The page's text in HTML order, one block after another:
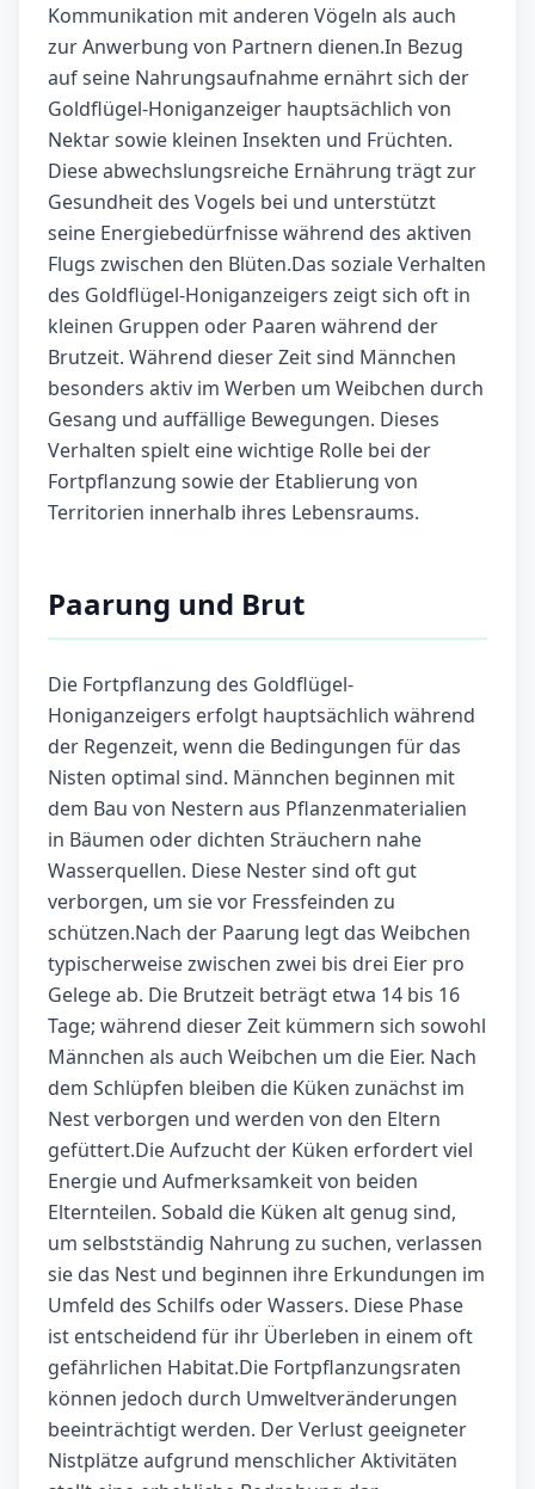
Kommunikation mit anderen Vögeln als auch
zur Anwerbung von Partnern dienen.In Bezug
auf seine Nahrungsaufnahme ernährt sich der
Goldflügel-Honiganzeiger hauptsächlich von
Nektar sowie kleinen Insekten und Früchten.
Diese abwechslungsreiche Ernährung trägt zur
Gesundheit des Vogels bei und unterstützt
seine Energiebedürfnisse während des aktiven
Flugs zwischen den Blüten.Das soziale Verhalten
des Goldflügel-Honiganzeigers zeigt sich oft in
kleinen Gruppen oder Paaren während der
Brutzeit. Während dieser Zeit sind Männchen
besonders aktiv im Werben um Weibchen durch
Gesang und auffällige Bewegungen. Dieses
Verhalten spielt eine wichtige Rolle bei der
Fortpflanzung sowie der Etablierung von
Territorien innerhalb ihres Lebensraums.
Paarung und Brut
Die Fortpflanzung des Goldflügel-
Honiganzeigers erfolgt hauptsächlich während
der Regenzeit, wenn die Bedingungen für das
Nisten optimal sind. Männchen beginnen mit
dem Bau von Nestern aus Pflanzenmaterialien
in Bäumen oder dichten Sträuchern nahe
Wasserquellen. Diese Nester sind oft gut
verborgen, um sie vor Fressfeinden zu
schützen.Nach der Paarung legt das Weibchen
typischerweise zwischen zwei bis drei Eier pro
Gelege ab. Die Brutzeit beträgt etwa 14 bis 16
Tage; während dieser Zeit kümmern sich sowohl
Männchen als auch Weibchen um die Eier. Nach
dem Schlüpfen bleiben die Küken zunächst im
Nest verborgen und werden von den Eltern
gefüttert.Die Aufzucht der Küken erfordert viel
Energie und Aufmerksamkeit von beiden
Elternteilen. Sobald die Küken alt genug sind,
um selbstständig Nahrung zu suchen, verlassen
sie das Nest und beginnen ihre Erkundungen im
Umfeld des Schilfs oder Wassers. Diese Phase
ist entscheidend für ihr Überleben in einem oft
gefährlichen Habitat.Die Fortpflanzungsraten
können jedoch durch Umweltveränderungen
beeinträchtigt werden. Der Verlust geeigneter
Nistplätze aufgrund menschlicher Aktivitäten